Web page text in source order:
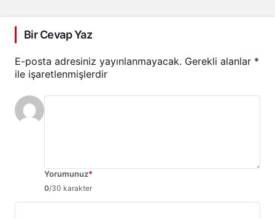
Bir Cevap Yaz
E-posta adresiniz yayınlanmayacak. Gerekli alanlar *
ile işaretlenmişlerdir
Yorumunuz*
0/30 karakter